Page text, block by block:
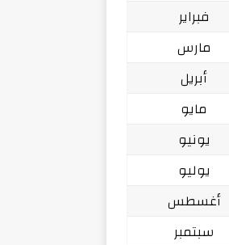
فبراير
مارس
أبريل
مايو
يونيو
يوليو
أغسطس
سبتمبر